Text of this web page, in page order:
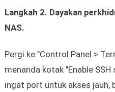
Langkah 2. Dayakan
NAS.
Pergi ke "Control Panel >
menanda kotak "Enable
ingat port untuk akses jauh,